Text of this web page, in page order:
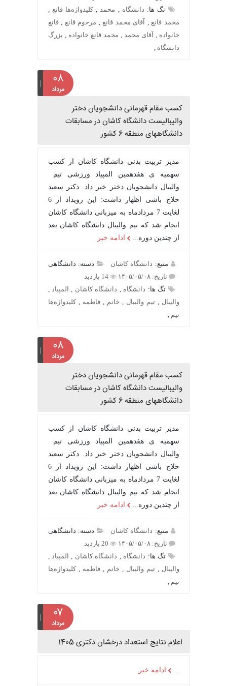
تگ ها:دانشگاه,محمد ,کلیدواژه‌ها قانع,
محمد قانع,آقای محمد قانع,مرحوم قانع,قانع
,آقای محمد,محمد قانع خانواده ,بزرگ
دانشگاه,
۰۸
مرداد
کسب مقام قهرمانی دانشجویان دختر
والیبالیست دانشگاه کاشان در مسابقات
دانشگاههای منطقه 6 کشور
مدیر تربیت بدنی دانشگاه کاشان از کسب
سهمیه ی هفدهمین المپیاد ورزشی تیم
والیبال دانشجویان دختر خبر داد. دکتر سعید
حلاج باشی اظهار داشت: این رویداد از 6
لغایت 7 مردادماه به میزبانی دانشگاه کاشان
انجام شد که تیم والیبال دانشگاه کاشان بعد
از چندین دوره...
ادامه خبر
منبع:دانشگاه کاشان
دسته: دانشگاهی
تاریخ: ۱۴۰۵/۰۵/۰۸
14 بازدید
تگ ها: دانشگاه,دانشگاه کاشان ,المپیاد,
, تیم والیبال , خانم, فاطمه ,کلیدواژه‌ها
۰۸
مرداد
کسب مقام قهرمانی دانشجویان دختر
والیبالیست دانشگاه کاشان در مسابقات
دانشگاههای منطقه 6 کشور
مدیر تربیت بدنی دانشگاه کاشان از کسب
سهمیه ی هفدهمین المپیاد ورزشی تیم
والیبال دانشجویان دختر خبر داد. دکتر سعید
حلاج باشی اظهار داشت: این رویداد از 6
لغایت 7 مردادماه به میزبانی دانشگاه کاشان
انجام شد که تیم والیبال دانشگاه کاشان بعد
از چندین دوره...
ادامه خبر
منبع:دانشگاه کاشان
دسته: دانشگاهی
تاریخ: ۱۴۰۵/۰۵/۰۸
20 بازدید
تگ ها: دانشگاه,دانشگاه کاشان ,المپیاد,
, تیم والیبال , خانم, فاطمه ,کلیدواژه‌ها
۰۷
مرداد
اعلام نتایج استعداد درخشان دکتری 1405
ادامه خبر